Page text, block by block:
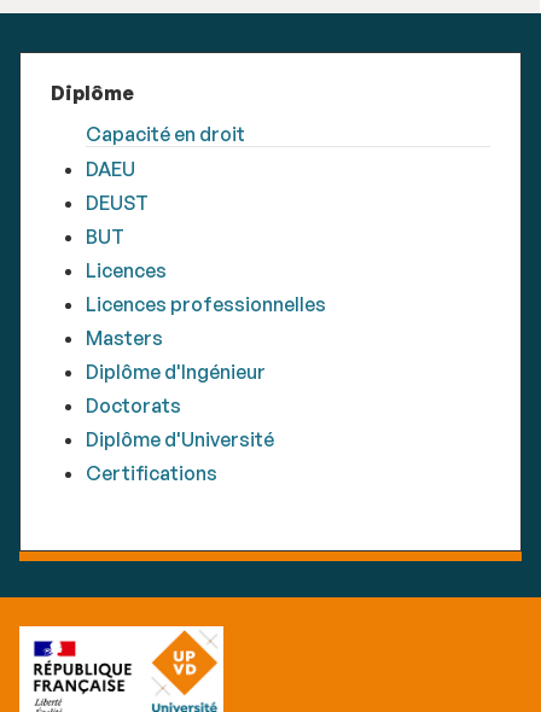
Diplôme
Capacité en droit
DAEU
DEUST
BUT
Licences
Licences professionnelles
Masters
Diplôme d'Ingénieur
Doctorats
Diplôme d'Université
Certifications